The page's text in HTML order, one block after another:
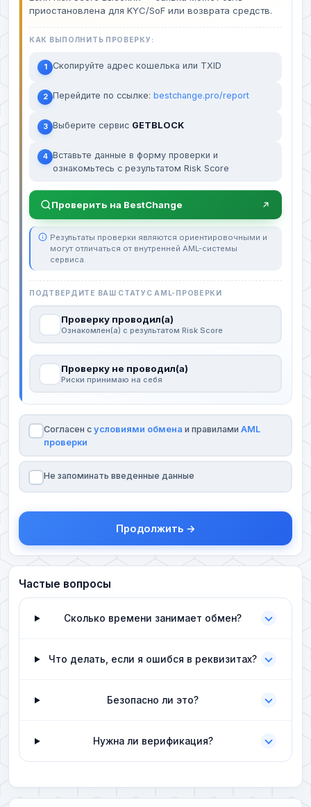
приостановлена для KYC/SoF или возврата средств.
КАК ВЫПОЛНИТЬ ПРОВЕРКУ:
1 Скопируйте адрес кошелька или TXID
2 Перейдите по ссылке: bestchange.pro/report
3 Выберите сервис GETBLOCK
4 Вставьте данные в форму проверки и
ознакомьтесь с результатом Risk Score
Проверить на BestChange
Результаты проверки являются ориентировочными и
могут отличаться от внутренней AML-системы
сервиса.
ПОДТВЕРДИТЕ ВАШ СТАТУС AML-ПРОВЕРКИ
Проверку проводил(а)
Ознакомлен(а) с результатом Risk Score
Проверку не проводил(а)
Риски принимаю на себя
Согласен с условиями обмена и правилами AML
проверки
Не запоминать введенные данные
Продолжить →
Частые вопросы
Сколько времени занимает обмен?
Что делать, если я ошибся в реквизитах?
Безопасно ли это?
Нужна ли верификация?